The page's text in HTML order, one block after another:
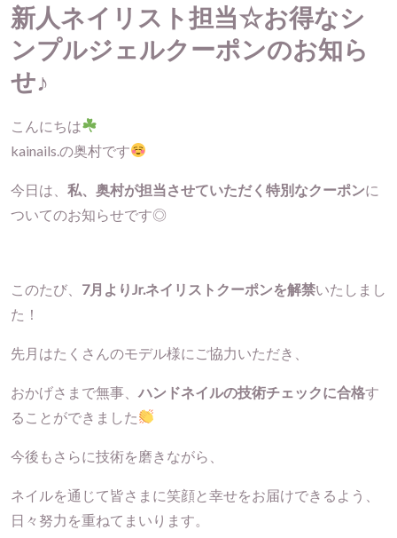
新人ネイリスト担当☆お得なシ
ンプルジェルクーポンのお知ら
せ♪
こんにちは
kainails.の奥村です
今日は、 私、奥村が担当させていただく特別なクーポンに
ついてのお知らせです◎
このたび、 7月より Jr.ネイリストクーポンを解禁いたしまし
た！
先月はたくさんのモデル様にご協力いただき、
おかげさまで無事、 ハンドネイルの技術チェックに合格す
ることができました
今後もさらに技術を磨きながら、
ネイルを通じて皆さまに笑顔と幸せをお届けできるよう、
日々努力を重ねてまいります。